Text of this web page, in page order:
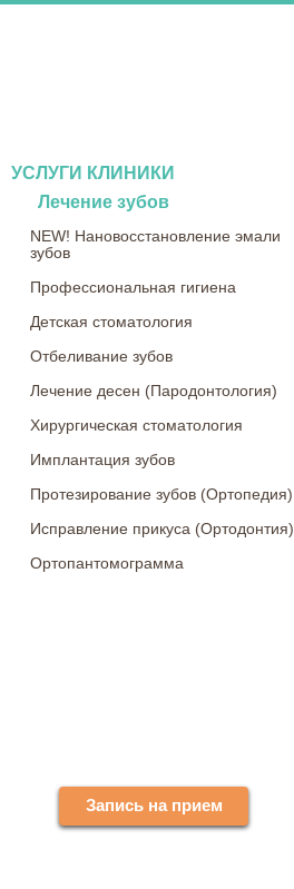
УСЛУГИ КЛИНИКИ
Лечение зубов
NEW! Нановосстановление эмали
зубов
Профессиональная гигиена
Детская стоматология
Отбеливание зубов
Лечение десен (Пародонтология)
Хирургическая стоматология
Имплантация зубов
Протезирование зубов (Ортопедия)
Исправление прикуса (Ортодонтия)
Ортопантомограмма
Запись на прием